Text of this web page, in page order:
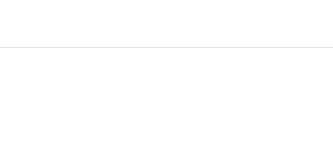
a ganar terreno tras su paso por Madrid
la tercera tarde de Morante en la temporada